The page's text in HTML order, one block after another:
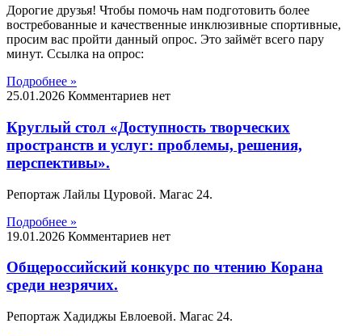
Дорогие друзья! Чтобы помочь нам подготовить более
востребованные и качественные инклюзивные спортивные,
просим вас пройти данный опрос. Это займёт всего пару
минут. Ссылка на опрос:
Подробнее »
25.01.2026 Комментариев нет
Круглый стол «Доступность творческих
пространств и услуг: проблемы, решения,
перспективы».
Репортаж Лайлы Цуровой. Магас 24.
Подробнее »
19.01.2026 Комментариев нет
Общероссийский конкурс по чтению Корана
среди незрячих.
Репортаж Хадиджы Евлоевой. Магас 24.